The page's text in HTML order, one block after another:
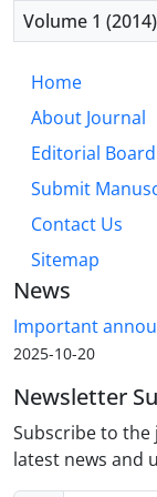
انگاه
T={T(t)}t≥0
حساس خواهد بود
Volume 1 (2014)
Home
About Journal
Editorial Board
Submit
Contact Us
Sitemap
News
Important
2025-10-20
Newsletter
Subscribe to
latest news and